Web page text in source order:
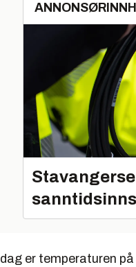
I dag er temperaturen